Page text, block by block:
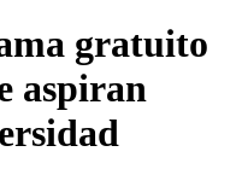
gratuito
aspiran